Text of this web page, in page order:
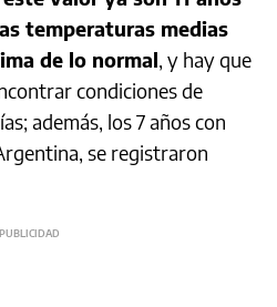
temperaturas medias
de lo normal, y hay que
condiciones de
además, los 7 años con
se registraron